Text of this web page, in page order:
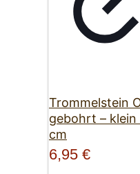
Trommelstein
gebohrt –
cm
6,95 €